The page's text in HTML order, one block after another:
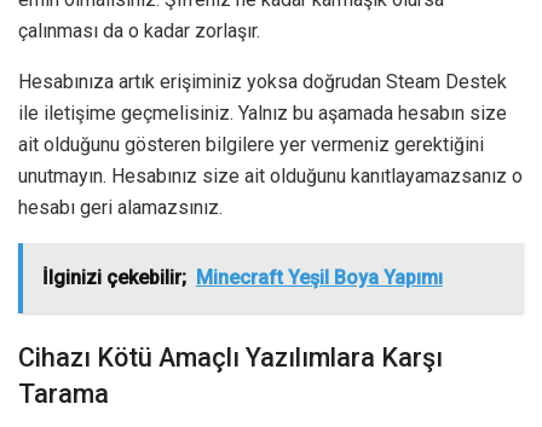
çalınması da o kadar zorlaşır.
Hesabınıza artık erişiminiz yoksa doğrudan Steam Destek
ile iletişime geçmelisiniz. Yalnız bu aşamada hesabın size
ait olduğunu gösteren bilgilere yer vermeniz gerektiğini
unutmayın. Hesabınız size ait olduğunu kanıtlayamazsanız o
hesabı geri alamazsınız.
İlginizi çekebilir; Minecraft Yeşil Boya Yapımı
Cihazı Kötü Amaçlı Yazılımlara Karşı
Tarama